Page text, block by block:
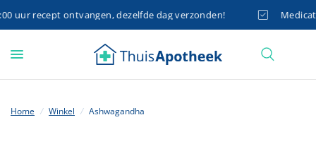
uur recept ontvangen, dezelfde dag verzonden!
Home / Winkel / Ashwagandha